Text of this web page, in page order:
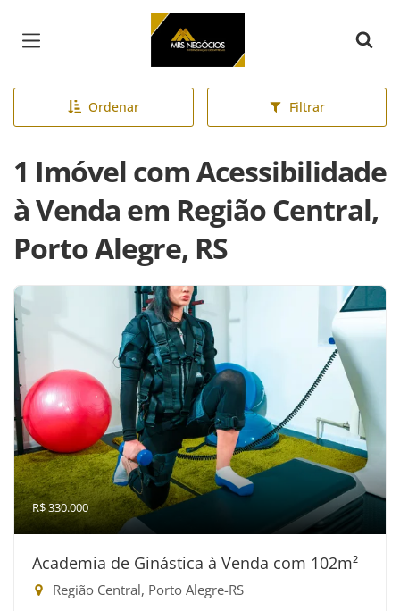
Página inicial
Ordenar Filtrar
1 Imóvel com Acessibilidade
à Venda em Região Central,
Porto Alegre, RS
R$ 330.000
Academia de Ginástica à Venda com 102m²
Região Central, Porto Alegre-RS